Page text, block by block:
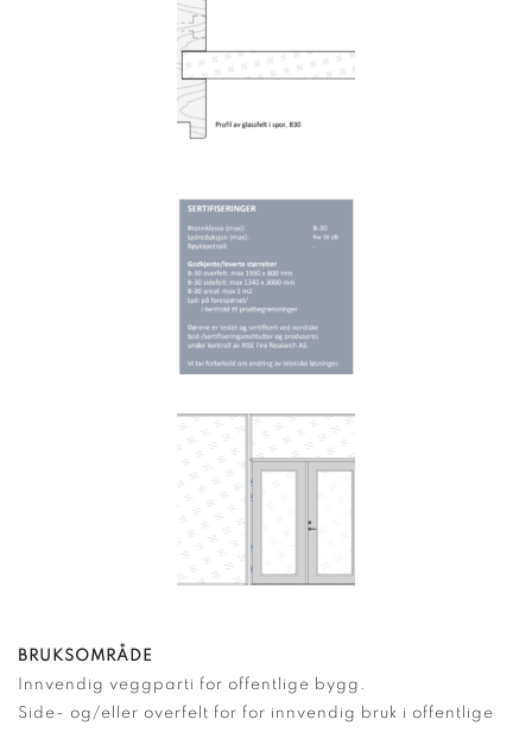
BRUKSOMRÅDE
Innvendig veggparti for offentlige bygg.
Side- og/eller overfelt for for innvendig bruk i offentlige